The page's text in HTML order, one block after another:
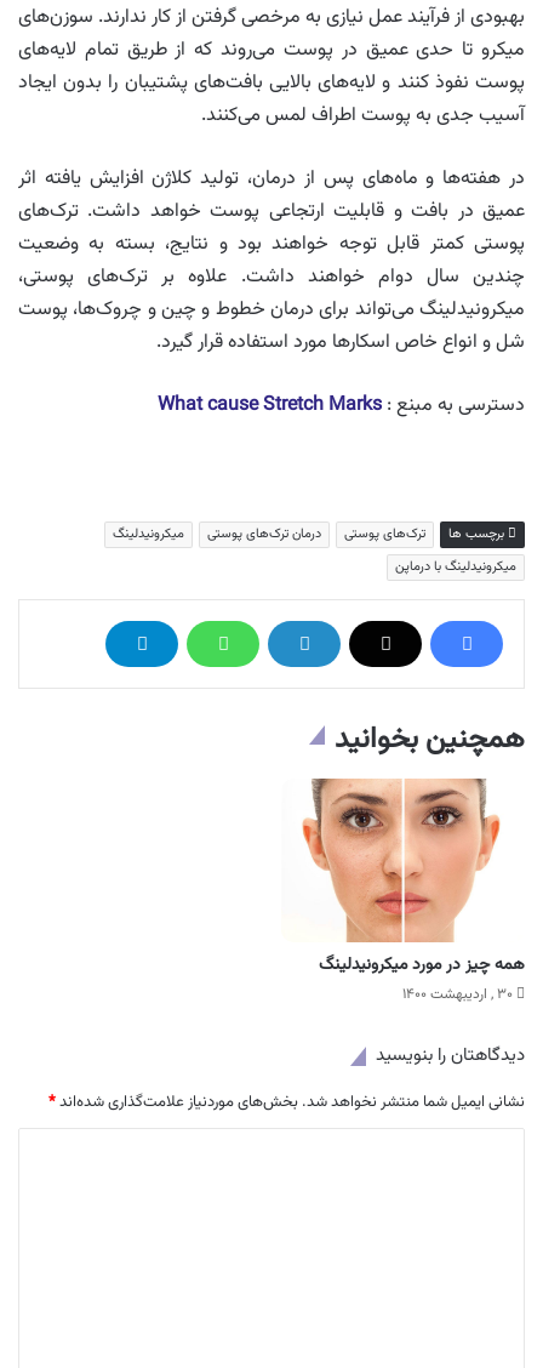
بهبودی از فرآیند عمل نیازی به مرخصی گرفتن از کار ندارند. سوزن‌های
میکرو تا حدی عمیق در پوست می‌روند که از طریق تمام لایه‌های
پوست نفوذ کنند و لایه‌های بالایی بافت‌های پشتیبان را بدون ایجاد
آسیب جدی به پوست اطراف لمس می‌کنند.
در هفته‌ها و ماه‌های پس از درمان، تولید کلاژن افزایش یافته اثر
عمیق در بافت و قابلیت ارتجاعی پوست خواهد داشت. ترک‌های
پوستی کمتر قابل توجه خواهند بود و نتایج، بسته به وضعیت
چندین سال دوام خواهند داشت. علاوه بر ترک‌‌های پوستی،
میکرونیدلینگ می‌تواند برای درمان خطوط و چین و چروک‌ها، پوست
شل و انواع خاص اسکارها مورد استفاده قرار گیرد.
دسترسی به مبنع : What cause Stretch Marks
برچسب ها ترک‌های پوستی درمان ترک‌های پوستی
میکرونیدلینگ
میکرونیدلینگ با درماپن
همچنین بخوانید
همه چیز در مورد میکرونیدلینگ
۳۰ , اردیبهشت ۱۴۰۰
دیدگاهتان را بنویسید
نشانی ایمیل شما منتشر نخواهد شد. بخش‌های موردنیاز علامت‌گذاری شده‌اند*